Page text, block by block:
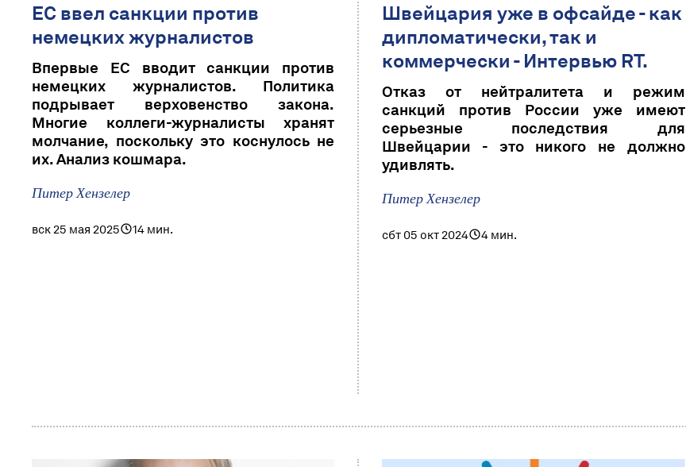
ЕС ввел санкции против
немецких журналистов
Впервые ЕС вводит санкции против
немецких журналистов. Политика
подрывает верховенство закона.
Многие коллеги-журналисты хранят
молчание, поскольку это коснулось не
их. Анализ кошмара.
Питер Хензелер
вск 25 мая 2025 14 мин.
Швейцария уже в офсайде - как
дипломатически, так и
коммерчески - Интервью RT.
Отказ от нейтралитета и режим
санкций против России уже имеют
серьезные последствия для
Швейцарии - это никого не должно
удивлять.
Питер Хензелер
сбт 05 окт 2024 4 мин.